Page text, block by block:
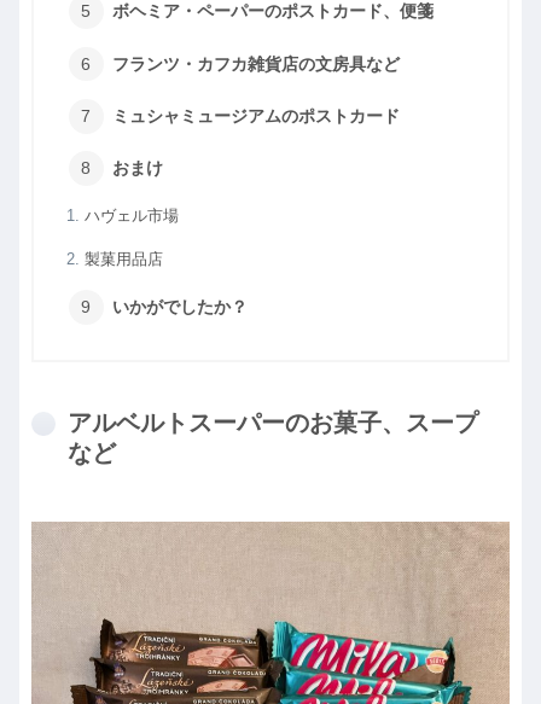
ボヘミア・ペーパーのポストカード、便箋
フランツ・カフカ雑貨店の文房具など
ミュシャミュージアムのポストカード
おまけ
ハヴェル市場
製菓用品店
いかがでしたか？
アルベルトスーパーのお菓子、スープ
など